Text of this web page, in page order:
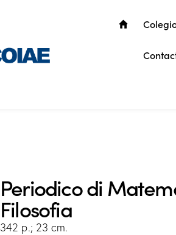
Periodico di
Filosofia
342 p.; 23 cm.